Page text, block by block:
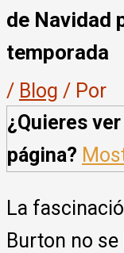
de Navidad
temporada
/ Blog / Por
¿Quieres
página?
La
Burton no